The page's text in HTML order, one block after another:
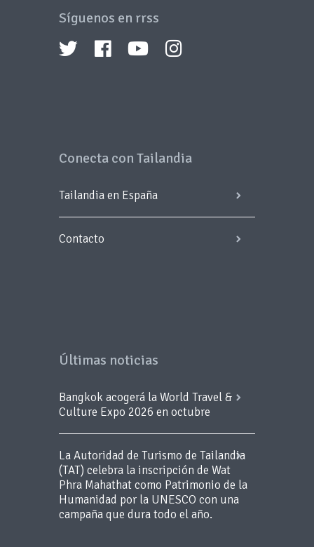
Síguenos en rrss
Conecta con Tailandia
Tailandia en España
Contacto
Últimas noticias
Bangkok acogerá la World Travel &
Culture Expo 2026 en octubre
La Autoridad de Turismo de Tailandia
(TAT) celebra la inscripción de Wat
Phra Mahathat como Patrimonio de la
Humanidad por la UNESCO con una
campaña que dura todo el año.